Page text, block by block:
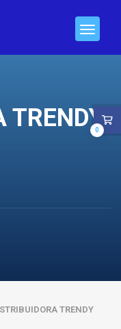
TRENDY
TRENDY
0